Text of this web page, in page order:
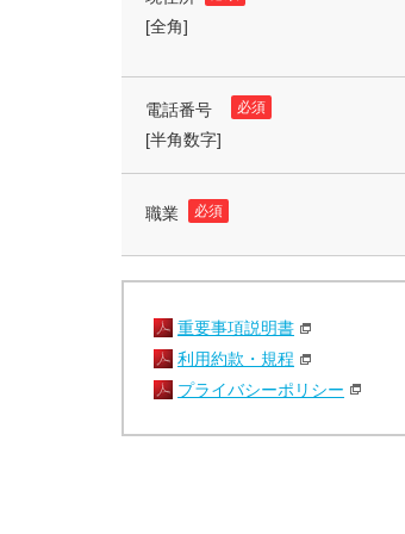
[全角]
電話番号
[半角数字]
必須
職業 必須
重要事項説明書
利用約款・規程
プライバシーポリシー